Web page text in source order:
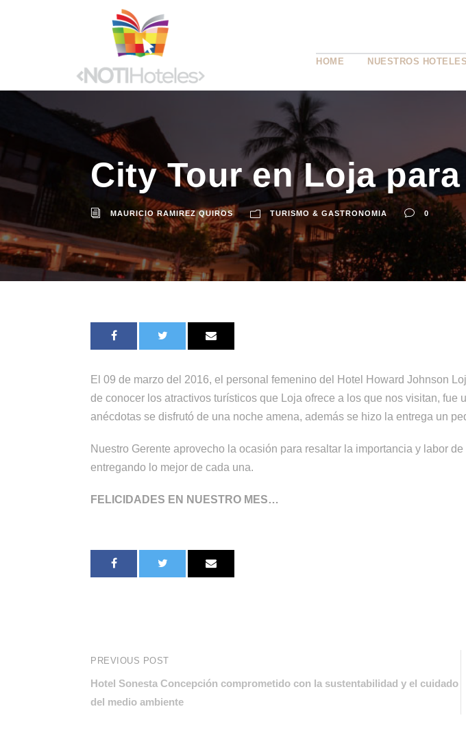
HOME NUESTROS HOTELES
City Tour en Loja
MAURICIO RAMIREZ QUIROS TURISMO & GASTRONOMIA 0
El 09 de marzo del 2016, el personal femenino del Hotel Howard Johnson
de conocer los atractivos turísticos que Loja ofrece a los que nos visitan,
anécdotas se disfrutó de una noche amena, además se hizo la entrega un
Nuestro Gerente aprovecho la ocasión para resaltar la importancia y labor
entregando lo mejor de cada una.
FELICIDADES EN NUESTRO MES…
PREVIOUS POST
Hotel Sonesta Concepción comprometido con la sustentabilidad y el cuidado
del medio ambiente